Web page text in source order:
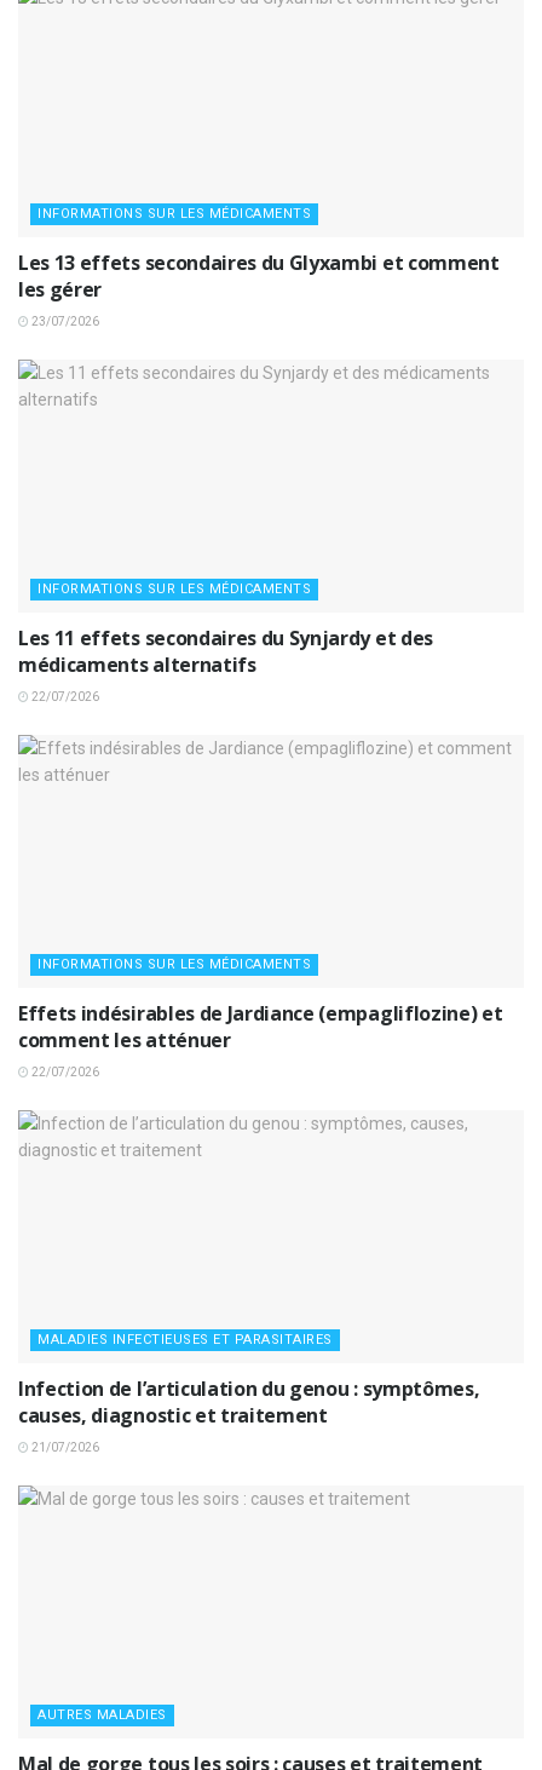
INFORMATIONS SUR LES MÉDICAMENTS
Les 13 effets secondaires du Glyxambi et comment
les gérer
23/07/2026
INFORMATIONS SUR LES MÉDICAMENTS
Les 11 effets secondaires du Synjardy et des
médicaments alternatifs
22/07/2026
INFORMATIONS SUR LES MÉDICAMENTS
Effets indésirables de Jardiance (empagliflozine) et
comment les atténuer
22/07/2026
MALADIES INFECTIEUSES ET PARASITAIRES
Infection de l’articulation du genou : symptômes,
causes, diagnostic et traitement
21/07/2026
AUTRES MALADIES
Mal de gorge tous les soirs : causes et traitement